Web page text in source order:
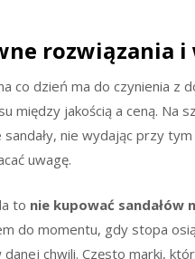
rozwiązania
co dzień ma do czynienia z
między jakością a ceną. Na
nie wydając przy
uwagę.
to nie kupować sandałów
do momentu, gdy stopa
chwili. Często marki,